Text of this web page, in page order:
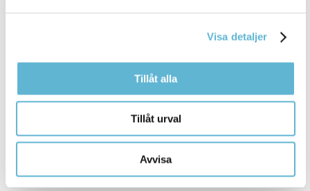
Visa detaljer
Tillåt alla
Tillåt urval
Avvisa
www.bromolla.se
Växel: 0456-82 20 00